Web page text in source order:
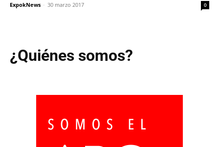
ExpokNews - 30 marzo 2017 0
¿Quiénes somos?